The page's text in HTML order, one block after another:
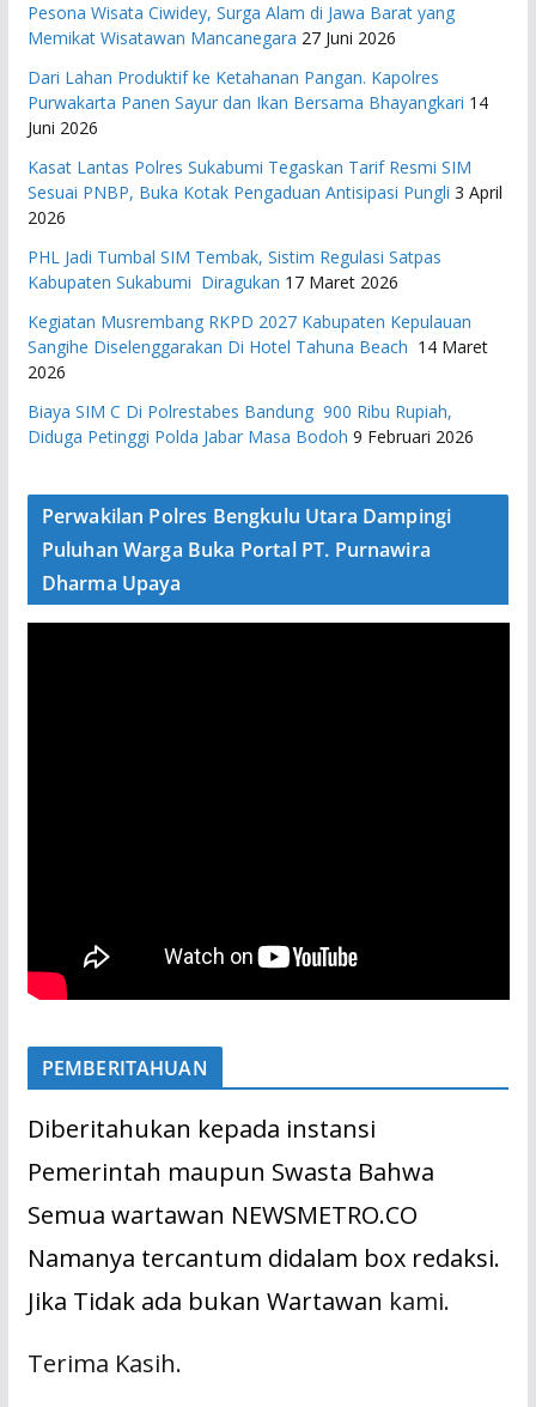
Pesona Wisata Ciwidey, Surga Alam di Jawa Barat yang
Memikat Wisatawan Mancanegara 27 Juni 2026
Dari Lahan Produktif ke Ketahanan Pangan. Kapolres
Purwakarta Panen Sayur dan Ikan Bersama Bhayangkari 14
Juni 2026
Kasat Lantas Polres Sukabumi Tegaskan Tarif Resmi SIM
Sesuai PNBP, Buka Kotak Pengaduan Antisipasi Pungli 3 April
2026
PHL Jadi Tumbal SIM Tembak, Sistim Regulasi Satpas
Kabupaten Sukabumi Diragukan 17 Maret 2026
Kegiatan Musrembang RKPD 2027 ​Kabupaten Kepulauan
Sangihe Diselenggarakan Di Hotel Tahuna Beach 14 Maret
2026
Biaya SIM C Di Polrestabes Bandung 900 Ribu Rupiah,
Diduga Petinggi Polda Jabar Masa Bodoh 9 Februari 2026
Perwakilan Polres Bengkulu Utara Dampingi
Puluhan Warga Buka Portal PT. Purnawira
Dharma Upaya
PEMBERITAHUAN
Diberitahukan kepada instansi
Pemerintah maupun Swasta Bahwa
Semua wartawan NEWSMETRO.CO
Namanya tercantum didalam box redaksi.
Jika Tidak ada bukan Wartawan kami.
Terima Kasih.